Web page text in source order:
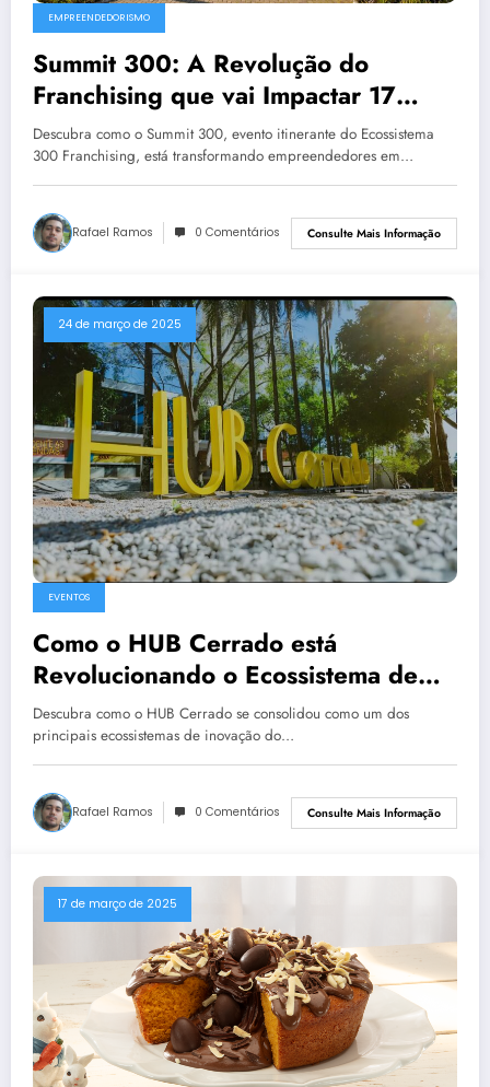
EMPREENDEDORISMO
Summit 300: A Revolução do
Franchising que vai Impactar 17
Cidades em 2025 (e Como
Participar)
Descubra como o Summit 300, evento itinerante do Ecossistema
300 Franchising, está transformando empreendedores em…
Rafael Ramos 0 Comentários Consulte Mais Informação
24 de março de 2025
EVENTOS
Como o HUB Cerrado está
Revolucionando o Ecossistema de
Inovação no Centro-Oeste
Descubra como o HUB Cerrado se consolidou como um dos
principais ecossistemas de inovação do…
Rafael Ramos 0 Comentários Consulte Mais Informação
17 de março de 2025